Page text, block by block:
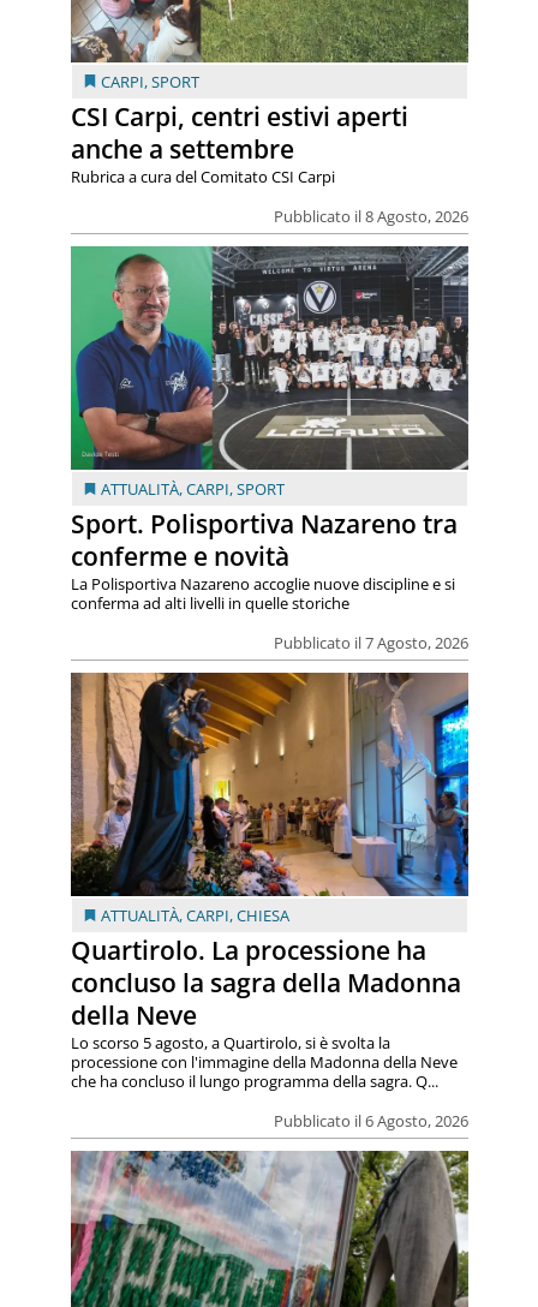
CARPI,SPORT
CSI Carpi, centri estivi aperti
anche a settembre
Pubblicato il 8 Agosto, 2026
Rubrica a cura del Comitato CSI Carpi
ATTUALITÀ,CARPI,SPORT
Sport. Polisportiva Nazareno tra
conferme e novità
Pubblicato il 7 Agosto, 2026
La Polisportiva Nazareno accoglie nuove discipline e si
conferma ad alti livelli in quelle storiche
ATTUALITÀ,CARPI,CHIESA
Quartirolo. La processione ha
concluso la sagra della Madonna
della Neve
Pubblicato il 6 Agosto, 2026
Lo scorso 5 agosto, a Quartirolo, si è svolta la
processione con l'immagine della Madonna della Neve
che ha concluso il lungo programma della sagra. Q...